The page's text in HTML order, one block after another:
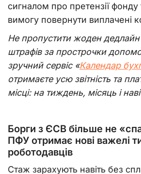
сигналом про претензії
вимогу повернути виплачені
Не пропустити жоден дедлайн
штрафів за прострочки
зручний сервіс «Календар
отримаєте усю звітність та
місці: на тиждень, місяць і
Борги з ЄСВ більше не
ПФУ отримає нові важелі
роботодавців
Стаж зарахують навіть без